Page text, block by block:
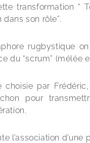
transformation “
son rôle”.
rugbystique
du “scrum” (mélée
choisie par
pour
l’association d’une